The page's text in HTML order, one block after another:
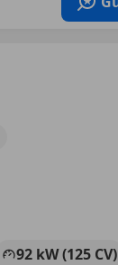
92 kW (125 CV)